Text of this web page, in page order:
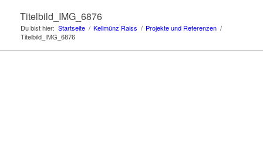
Titelbild_IMG_6876
Du bist hier: Startseite / Kellmünz Raiss / Projekte und Referenzen /
Titelbild_IMG_6876